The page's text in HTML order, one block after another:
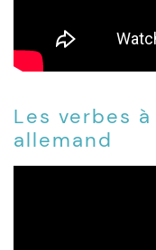
Les verbes
allemand